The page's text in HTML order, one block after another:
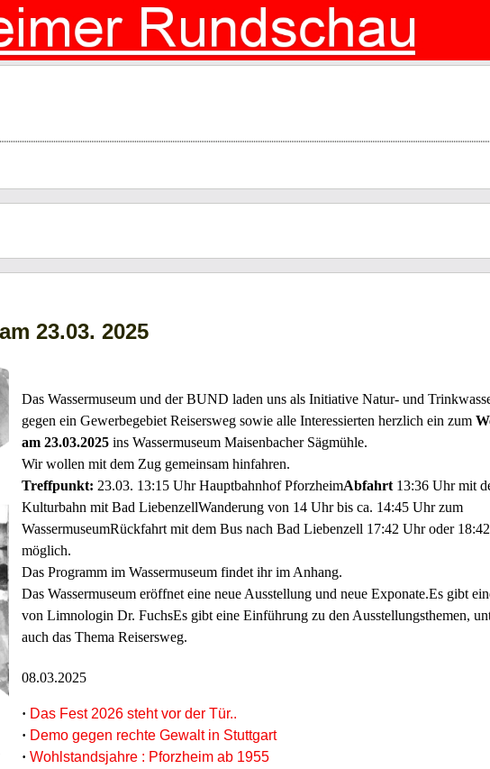
23.03. 2025
Das Wassermuseum und der BUND laden uns als Initiative Natur- und
gegen ein Gewerbegebiet Reisersweg sowie alle Interessierten herzlich ein zum
am 23.03.2025 ins Wassermuseum Maisenbacher Sägmühle.
Wir wollen mit dem Zug gemeinsam hinfahren.
Treffpunkt: 23.03. 13:15 Uhr Hauptbahnhof PforzheimAbfahrt 13:36 Uhr mit
Kulturbahn mit Bad LiebenzellWanderung von 14 Uhr bis ca. 14:45 Uhr zum
WassermuseumRückfahrt mit dem Bus nach Bad Liebenzell 17:42 Uhr oder
möglich.
Das Programm im Wassermuseum findet ihr im Anhang.
Das Wassermuseum eröffnet eine neue Ausstellung und neue Exponate.Es gibt
von Limnologin Dr. FuchsEs gibt eine Einführung zu den Ausstellungsthemen,
auch das Thema Reisersweg.
08.03.2025
· Das Fest 2026 steht vor der Tür..
· Demo gegen rechte Gewalt in Stuttgart
· Wohlstandsjahre : Pforzheim ab 1955